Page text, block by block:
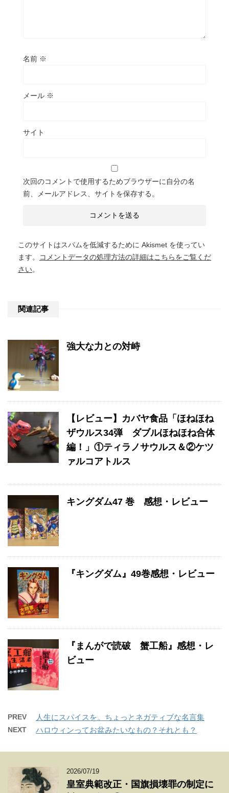
名前 ※
メール ※
サイト
次回のコメントで使用するためブラウザーに自分の名
前、メールアドレス、サイトを保存する。
このサイトはスパムを低減するために Akismet を使ってい
ます。
コメントデータの処理方法の詳細はこちらをご覧くだ
さい。
関連記事
強大な力との対峙
【レビュー】カバヤ食品「ほねほね
ザウルス34弾 ダブルほねほね合体
編！」①ティラノサウルス＆②ケツ
ァルコアトルス
キングダム47 巻 感想・レビュー
『キングダム』49巻感想・レビュー
『まんがで読破 蟹工船』感想・レ
ビュー
PREV 人生にスパイスを。ちょっとネガティブな名言集
NEXT ハロウィンってお盆みたいなもの？それとも？
2026/07/19
皇室典範改正・国旗損壊罪の制定に